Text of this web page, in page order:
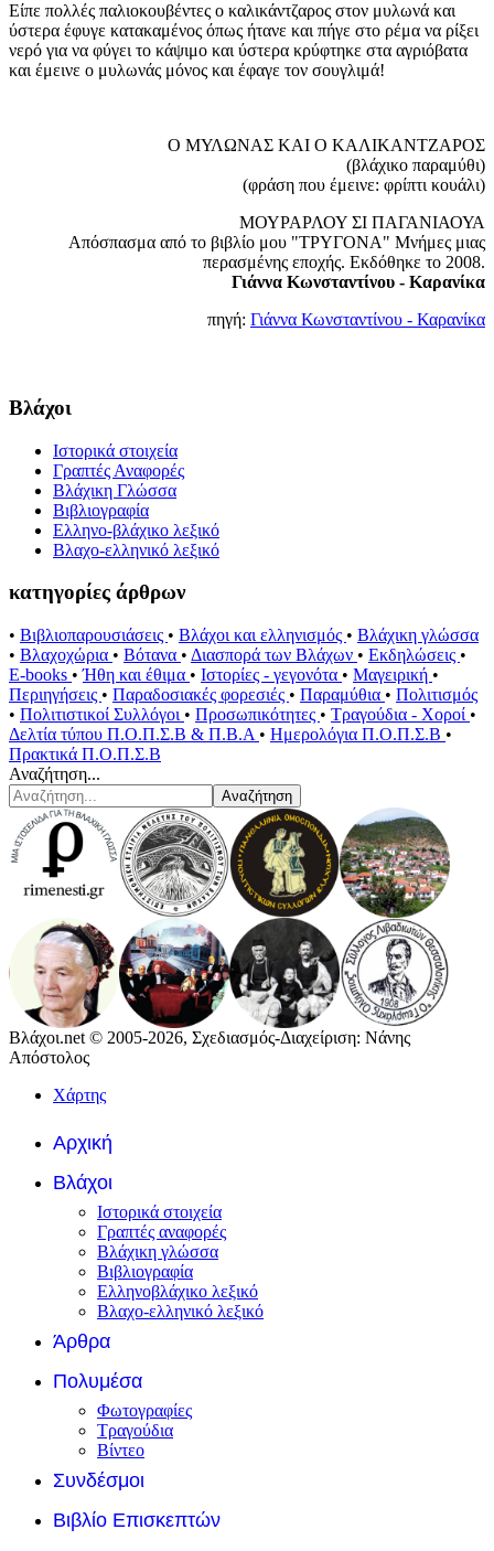
Είπε πολλές παλιοκουβέντες ο καλικάντζαρος στον μυλωνά και
ύστερα έφυγε κατακαμένος όπως ήτανε και πήγε στο ρέμα να ρίξει
νερό για να φύγει το κάψιμο και ύστερα κρύφτηκε στα αγριόβατα
και έμεινε ο μυλωνάς μόνος και έφαγε τον σουγλιμά!
Ο ΜΥΛΩΝΑΣ ΚΑΙ Ο ΚΑΛΙΚΑΝΤΖΑΡΟΣ
(βλάχικο παραμύθι)
(φράση που έμεινε: φρίπτι κουάλι)
ΜΟΥΡΑΡΛΟΥ ΣΙ ΠΑΓΑΝΙΑΟΥΑ
Απόσπασμα από το βιβλίο μου "ΤΡΥΓΟΝΑ" Μνήμες μιας
περασμένης εποχής. Εκδόθηκε το 2008.
Γιάννα Κωνσταντίνου - Καρανίκα
πηγή: Γιάννα Κωνσταντίνου - Καρανίκα
Βλάχοι
Ιστορικά στοιχεία
Γραπτές Αναφορές
Βλάχικη Γλώσσα
Βιβλιογραφία
Ελληνο-βλάχικο λεξικό
Βλαχο-ελληνικό λεξικό
κατηγορίες άρθρων
• Βιβλιοπαρουσιάσεις • Βλάχοι και ελληνισμός • Βλάχικη γλώσσα
• Βλαχοχώρια • Βότανα • Διασπορά των Βλάχων • Εκδηλώσεις •
E-books •Ήθη και έθιμα • Ιστορίες - γεγονότα • Μαγειρική •
Περιηγήσεις • Παραδοσιακές φορεσιές • Παραμύθια • Πολιτισμός
• Πολιτιστικοί Συλλόγοι • Προσωπικότητες • Τραγούδια - Χοροί •
Δελτία τύπου Π.Ο.Π.Σ.Β & Π.Β.Α • Ημερολόγια Π.Ο.Π.Σ.Β •
Πρακτικά Π.Ο.Π.Σ.Β
Αναζήτηση...
Αναζήτηση
Βλάχοι.net © 2005-2026, Σχεδιασμός-Διαχείριση: Νάνης
Απόστολος
Χάρτης
Αρχική
Βλάχοι
Ιστορικά στοιχεία
Γραπτές αναφορές
Βλάχικη γλώσσα
Βιβλιογραφία
Ελληνοβλάχικο λεξικό
Βλαχο-ελληνικό λεξικό
Άρθρα
Πολυμέσα
Φωτογραφίες
Τραγούδια
Βίντεο
Συνδέσμοι
Βιβλίο Επισκεπτών